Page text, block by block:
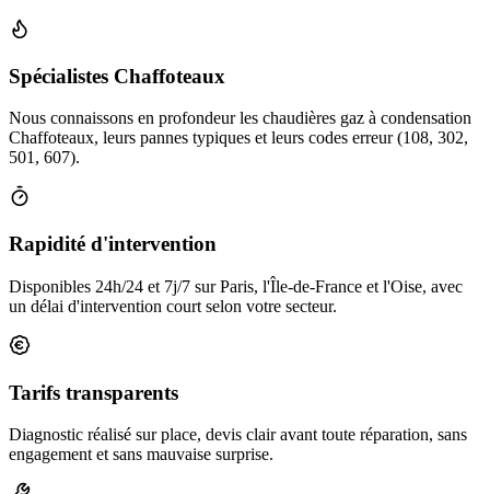
Spécialistes Chaffoteaux
Nous connaissons en profondeur les chaudières gaz à condensation
Chaffoteaux, leurs pannes typiques et leurs codes erreur (108, 302,
501, 607).
Rapidité d'intervention
Disponibles 24h/24 et 7j/7 sur Paris, l'Île-de-France et l'Oise, avec
un délai d'intervention court selon votre secteur.
Tarifs transparents
Diagnostic réalisé sur place, devis clair avant toute réparation, sans
engagement et sans mauvaise surprise.